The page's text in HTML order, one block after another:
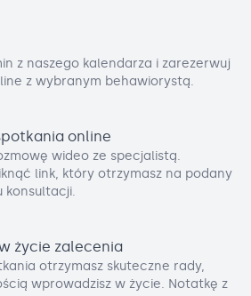
z naszego kalendarza i zarezerwuj
z wybranym behawiorystą.
online
wideo ze specjalistą.
link, który otrzymasz na podany
konsultacji.
życie zalecenia
otrzymasz skuteczne rady,
wprowadzisz w życie. Notatkę z